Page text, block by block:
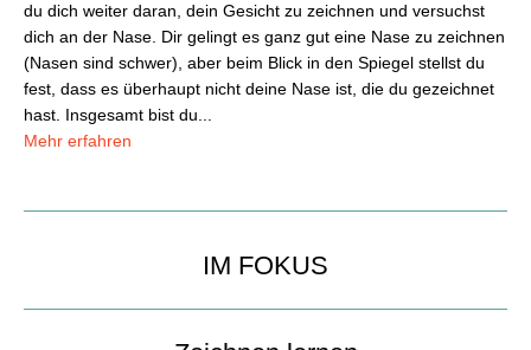
du dich weiter daran, dein Gesicht zu zeichnen und versuchst
dich an der Nase. Dir gelingt es ganz gut eine Nase zu zeichnen
(Nasen sind schwer), aber beim Blick in den Spiegel stellst du
fest, dass es überhaupt nicht deine Nase ist, die du gezeichnet
hast. Insgesamt bist du...
Mehr erfahren
IM FOKUS